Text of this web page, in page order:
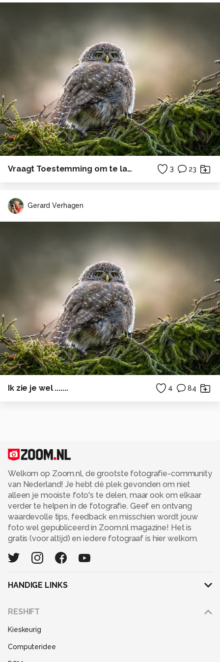
Vraagt Toestemming om te landen 3 23
Gerard Verhagen
Ik zie je wel ....... 4 84
Welkom op Zoom.nl, de grootste fotografie-community
van Nederland! Je hebt dé plek gevonden om niet
alleen je mooiste foto's te delen, maar ook om elkaar
verder te helpen in de fotografie. Geef en ontvang
waardevolle tips, feedback en misschien wordt jouw
foto wel gepubliceerd in Zoom.nl magazine! Het is
gratis (voor altijd) en iedere fotograaf is hier welkom.
HANDIGE LINKS
RESHIFT
Kieskeurig
Computeridee